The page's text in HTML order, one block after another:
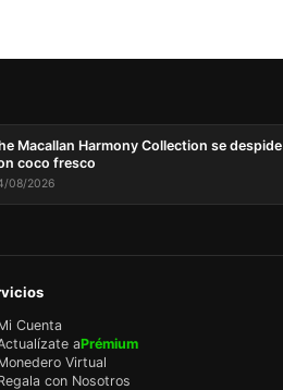
Macallan Harmony Collection se despide
coco fresco
08/2026
Cuenta
aPrémium
Virtual
con Nosotros